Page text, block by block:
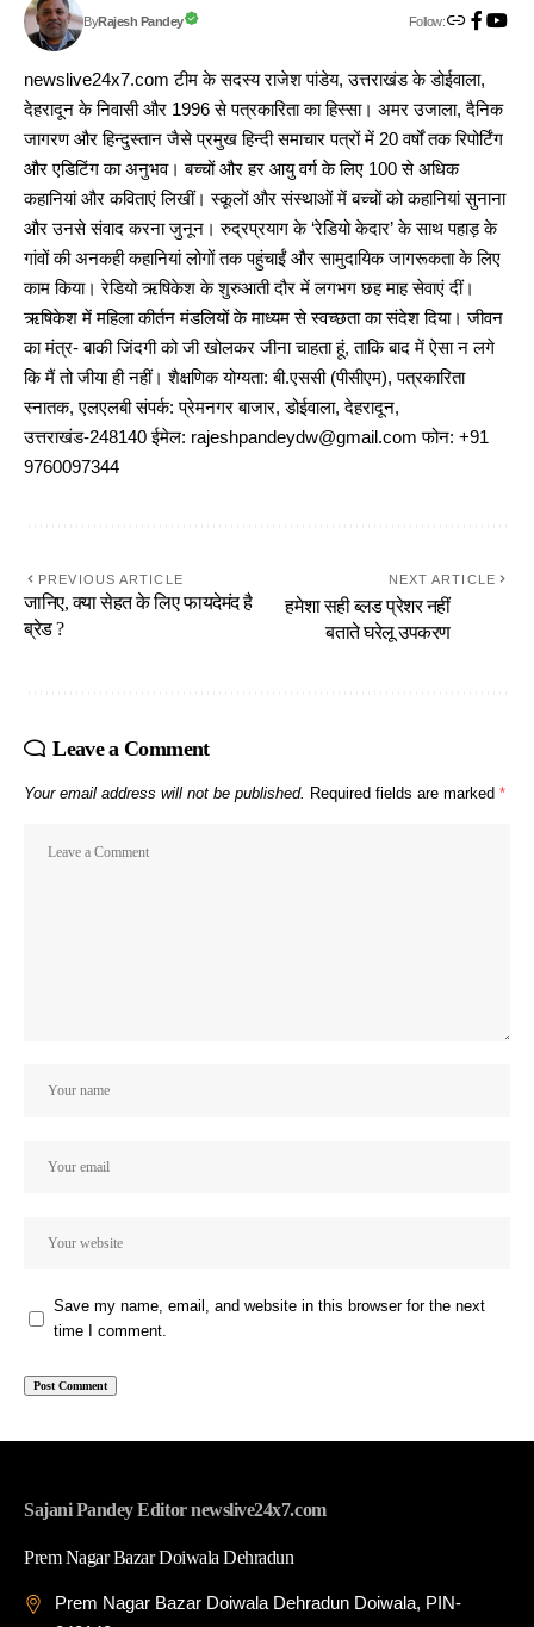
ByRajesh Pandey Follow:
newslive24x7.com टीम के सदस्य राजेश पांडेय, उत्तराखंड के डोईवाला,
देहरादून के निवासी और 1996 से पत्रकारिता का हिस्सा। अमर उजाला, दैनिक
जागरण और हिन्दुस्तान जैसे प्रमुख हिन्दी समाचार पत्रों में 20 वर्षों तक रिपोर्टिंग
और एडिटिंग का अनुभव। बच्चों और हर आयु वर्ग के लिए 100 से अधिक
कहानियां और कविताएं लिखीं। स्कूलों और संस्थाओं में बच्चों को कहानियां सुनाना
और उनसे संवाद करना जुनून। रुद्रप्रयाग के ‘रेडियो केदार’ के साथ पहाड़ के
गांवों की अनकही कहानियां लोगों तक पहुंचाईं और सामुदायिक जागरूकता के लिए
काम किया। रेडियो ऋषिकेश के शुरुआती दौर में लगभग छह माह सेवाएं दीं।
ऋषिकेश में महिला कीर्तन मंडलियों के माध्यम से स्वच्छता का संदेश दिया। जीवन
का मंत्र- बाकी जिंदगी को जी खोलकर जीना चाहता हूं, ताकि बाद में ऐसा न लगे
कि मैं तो जीया ही नहीं। शैक्षणिक योग्यता: बी.एससी (पीसीएम), पत्रकारिता
स्नातक, एलएलबी संपर्क: प्रेमनगर बाजार, डोईवाला, देहरादून,
उत्तराखंड-248140 ईमेल: rajeshpandeydw@gmail.com फोन: +91
9760097344
PREVIOUS ARTICLE
जानिए, क्या सेहत के लिए फायदेमंद है
ब्रेड ?
NEXT ARTICLE
हमेशा सही ब्लड प्रेशर नहीं
बताते घरेलू उपकरण
Leave a Comment
Your email address will not be published. Required fields are marked *
Save my name, email, and website in this browser for the next
time I comment.
Sajani Pandey Editor newslive24x7.com
Prem Nagar Bazar Doiwala Dehradun
Prem Nagar Bazar Doiwala Dehradun Doiwala, PIN-